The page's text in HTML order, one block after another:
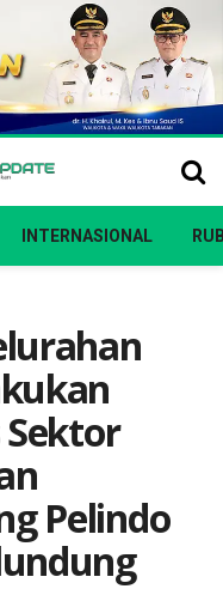
INTERNASIONAL
Pelindo